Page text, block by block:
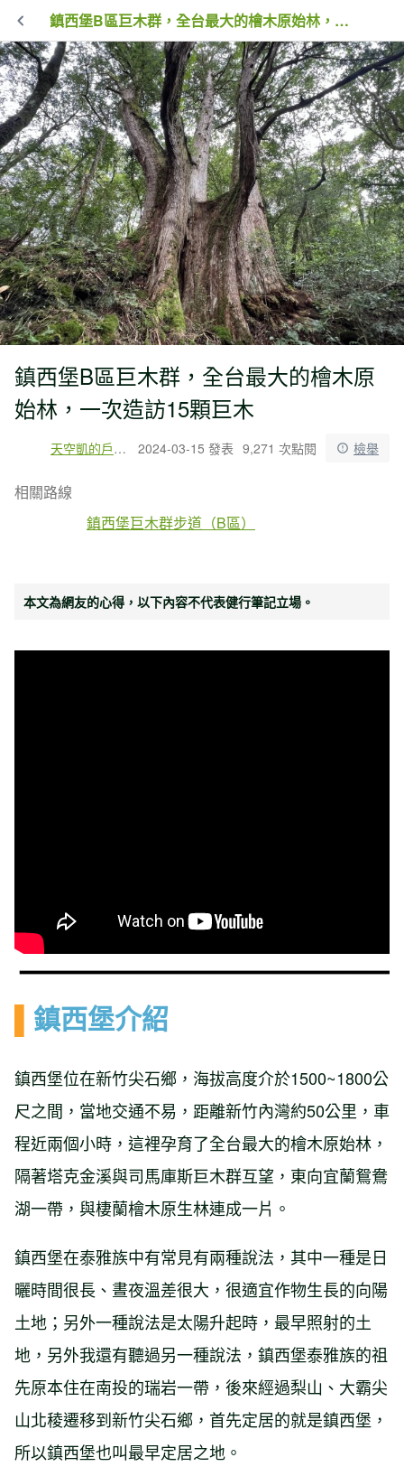
鎮西堡B區巨木群，全台最大的檜木原始林，一次造訪15顆巨木
鎮西堡B區巨木群，全台最大的檜木原
始林，一次造訪15顆巨木
天空凱的戶外冒險 2024-03-15 發表 9,271 次點閱 檢舉
相關路線
鎮西堡巨木群步道（B區）
本文為網友的心得，以下內容不代表健行筆記立場。
▌ 鎮西堡介紹
鎮西堡位在新竹尖石鄉，海拔高度介於1500~1800公
尺之間，當地交通不易，距離新竹內灣約50公里，車
程近兩個小時，這裡孕育了全台最大的檜木原始林，
隔著塔克金溪與司馬庫斯巨木群互望，東向宜蘭鴛鴦
湖一帶，與棲蘭檜木原生林連成一片。
鎮西堡在泰雅族中有常見有兩種說法，其中一種是日
曬時間很長、晝夜溫差很大，很適宜作物生長的向陽
土地；另外一種說法是太陽升起時，最早照射的土
地，另外我還有聽過另一種說法，鎮西堡泰雅族的祖
先原本住在南投的瑞岩一帶，後來經過梨山、大霸尖
山北稜遷移到新竹尖石鄉，首先定居的就是鎮西堡，
所以鎮西堡也叫最早定居之地。